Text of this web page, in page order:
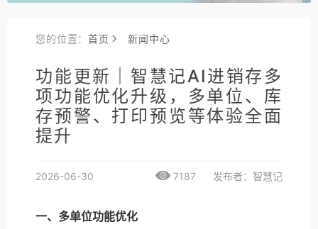
您的位置：首页 新闻中心
功能更新｜智慧记AI进销存多
项功能优化升级，多单位、库
存预警、打印预览等体验全面
提升
2026-06-30 7187 发布者：智慧记
一、多单位功能优化